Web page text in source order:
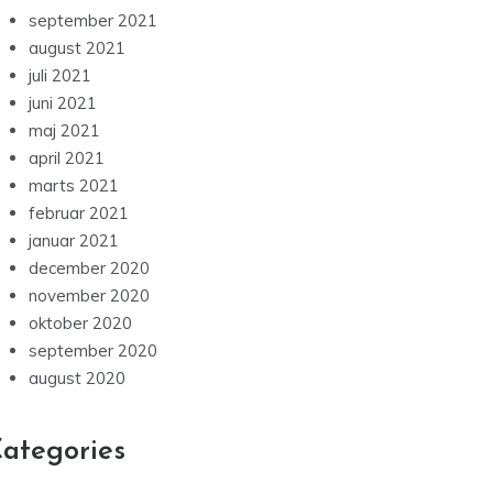
september 2021
august 2021
juli 2021
juni 2021
maj 2021
april 2021
marts 2021
februar 2021
januar 2021
december 2020
november 2020
oktober 2020
september 2020
august 2020